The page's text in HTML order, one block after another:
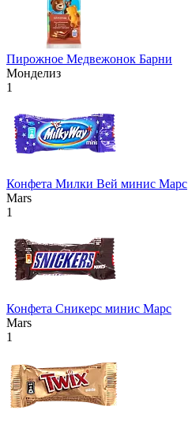
Пирожное Медвежонок Барни
Монделиз
1
Конфета Милки Вей минис Марс
Mars
1
Конфета Сникерс минис Марс
Mars
1